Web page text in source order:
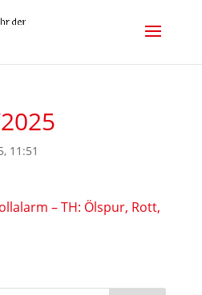
11:51
– TH: Ölspur, Rott,